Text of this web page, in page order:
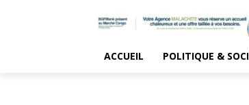
ACCUEIL POLITIQUE &